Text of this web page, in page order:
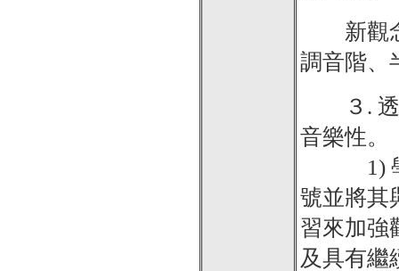
新觀念
調音階、
３. 透
音樂性。
1) 學生
號並將其
習來加強
及具有繼